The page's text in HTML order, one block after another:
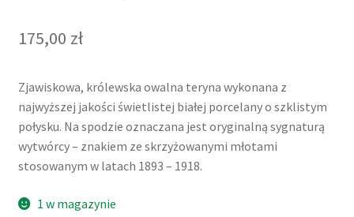
175,00 zł
Zjawiskowa, królewska owalna teryna wykonana z
najwyższej jakości świetlistej białej porcelany o szklistym
połysku. Na spodzie oznaczana jest oryginalną sygnaturą
wytwórcy – znakiem ze skrzyżowanymi młotami
stosowanym w latach 1893 – 1918.
1 w magazynie